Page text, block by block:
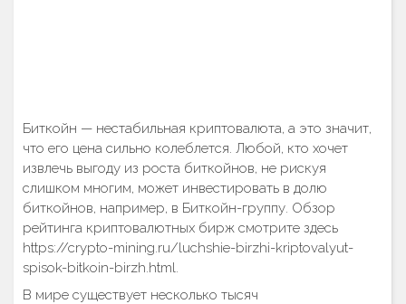
Биткойн — нестабильная криптовалюта, а это значит,
что его цена сильно колеблется. Любой, кто хочет
извлечь выгоду из роста биткойнов, не рискуя
слишком многим, может инвестировать в долю
биткойнов, например, в Биткойн-группу. Обзор
рейтинга криптовалютных бирж смотрите здесь
https://crypto-mining.ru/luchshie-birzhi-kriptovalyut-
spisok-bitkoin-birzh.html.
В мире существует несколько тысяч